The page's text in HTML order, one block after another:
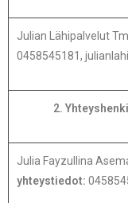
Julian Lähipalvelut
0458545181,
2.
Julia Fayzullina
yhteystiedot: